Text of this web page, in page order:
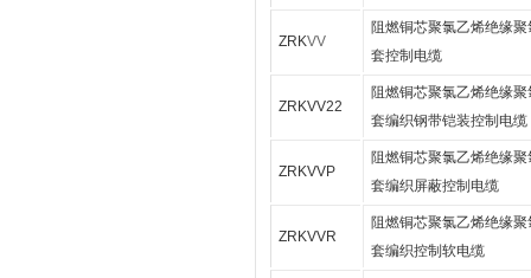
ZRKVV
阻燃铜芯聚氯乙烯绝缘
套控制电缆
ZRKVV22
阻燃铜芯聚氯乙烯绝缘
套编织钢带铠装控制电缆
ZRKVVP
阻燃铜芯聚氯乙烯绝缘
套编织屏蔽控制电缆
ZRKVVR
阻燃铜芯聚氯乙烯绝缘聚
套编织控制软电缆